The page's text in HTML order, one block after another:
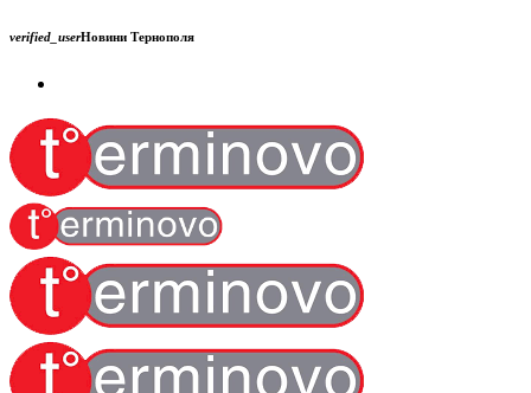
verified_userНовини Тернополя